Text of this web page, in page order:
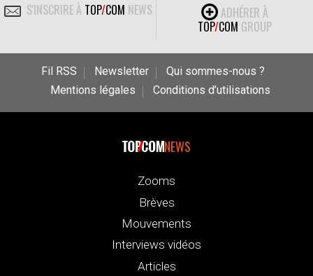
S'INSCRIRE À TOP/COM NEWS
ADHÉRER À
TOP/COM GROUP
Fil RSS Newsletter
Qui sommes-nous ?
Mentions légales
Conditions d’utilisations
NEWS
Zooms
Brèves
Mouvements
Interviews vidéos
Articles